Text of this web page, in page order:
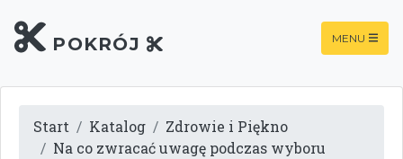
POKRÓJ MENU
Start Katalog
Zdrowie i Piękno
Na co zwracać uwagę podczas wyboru